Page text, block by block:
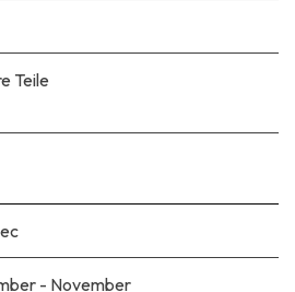
Teile
- November